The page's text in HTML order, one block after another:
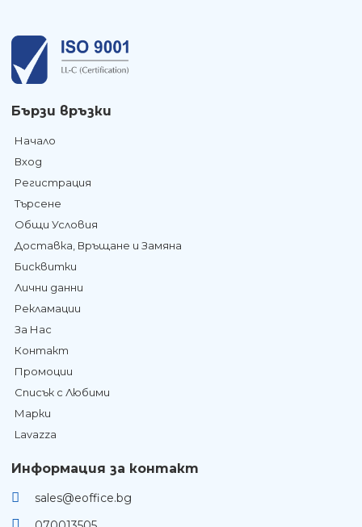
Бързи връзки
Начало
Вход
Регистрация
Търсене
Общи Условия
Доставка, Връщане и Замяна
Бисквитки
Лични данни
Рекламации
За Нас
Контакт
Промоции
Списък с Любими
Марки
Lavazza
Информация за контакт
sales@eoffice.bg